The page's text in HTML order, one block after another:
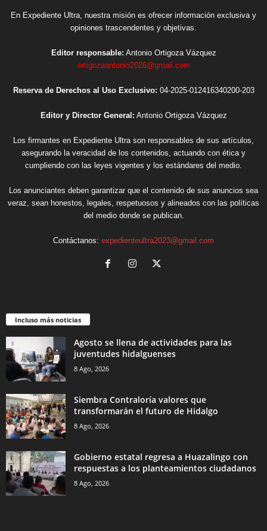
En Expediente Ultra, nuestra misión es ofrecer información exclusiva y
opiniones trascendentes y objetivas.
Editor responsable: Antonio Ortigoza Vázquez
ortigozaantonio2026@gmail.com
Reserva de Derechos al Uso Exclusivo: 04-2025-012416340200-203
Editor y Director General: Antonio Ortigoza Vázquez
Los firmantes en Expediente Ultra son responsables de sus artículos,
asegurando la veracidad de los contenidos, actuando con ética y
cumpliendo con las leyes vigentes y los estándares del medio.
Los anunciantes deben garantizar que el contenido de sus anuncios sea
veraz, sean honestos, legales, respetuosos y alineados con las políticas
del medio donde se publican.
Contáctanos: expedienteultra2023@gmail.com
Incluso más noticias
Agosto se llena de actividades para las
juventudes hidalguenses
8 Ago, 2026
Siembra Contraloría valores que
transformarán el futuro de Hidalgo
8 Ago, 2026
Gobierno estatal regresa a Huazalingo con
respuestas a los planteamientos ciudadanos
8 Ago, 2026